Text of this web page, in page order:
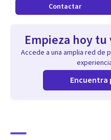
Contactar
Empieza hoy
Accede a una amplia red de
Encuentra